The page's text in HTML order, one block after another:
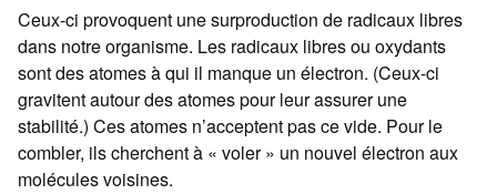
Ceux-ci provoquent une surproduction de radicaux libres
dans notre organisme. Les radicaux libres ou oxydants
sont des atomes à qui il manque un électron. (Ceux-ci
gravitent autour des atomes pour leur assurer une
stabilité.) Ces atomes n’acceptent pas ce vide. Pour le
combler, ils cherchent à « voler » un nouvel électron aux
molécules voisines.